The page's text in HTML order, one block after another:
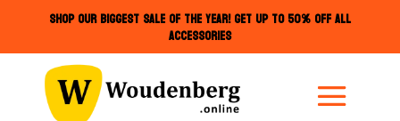
SHOP OUR BIGGEST SALE OF THE YEAR! GET UP TO 50% OFF ALL
ACCESSORIES